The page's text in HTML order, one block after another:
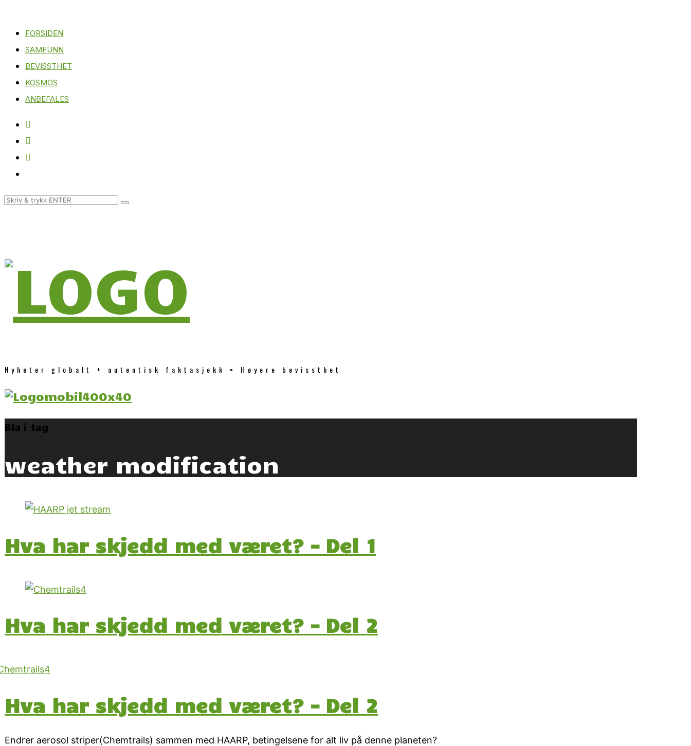
FORSIDEN
SAMFUNN
BEVISSTHET
KOSMOS
ANBEFALES
Nyheter globalt + autentisk faktasjekk = Høyere bevissthet
Bla i tag
weather modification
Hva har skjedd med været? – Del 1
Hva har skjedd med været? – Del 2
Hva har skjedd med været? – Del 2
Endrer aerosol striper(Chemtrails) sammen med HAARP, betingelsene for alt liv på denne planeten?